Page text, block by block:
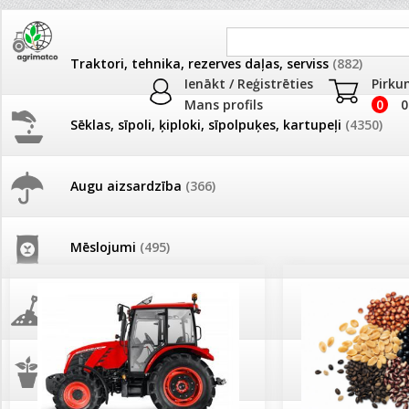
Ienākt / Reģistrēties
Mans profils
0
Traktori, tehnika, rezerves daļas, serviss (882)
Sēklas, sīpoli, ķiploki, sīpolpuķes, kartupeļi (4350)
Augu aizsardzība (366)
Mēslojumi (495)
Augsne, kūdra, mulča
Podi un kasetes(646)
JAUNUMI
Pašlasīšanas vietu katalogs
26.05. Vebinārs - Kā ierobežot
gliemežus piemājas dārzā un
Darba laiks Līgo svētkos
Ūdens piemērotības noteikšana
AKCIJAS
frēze + mulčieris +
AKCIJAS komplekts -
frontālais iekrāvējs
mulčieris + piekabe
AKCIJAS komplekts -
frēze + mulčieris